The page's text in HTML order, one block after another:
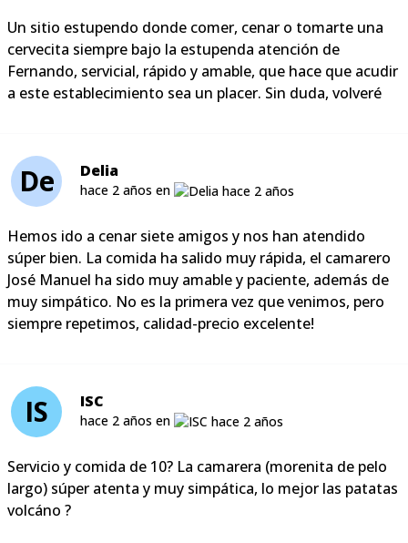
Un sitio estupendo donde comer, cenar o tomarte una
cervecita siempre bajo la estupenda atención de
Fernando, servicial, rápido y amable, que hace que acudir
a este establecimiento sea un placer. Sin duda, volveré
De Delia
hace 2 años en
Hemos ido a cenar siete amigos y nos han atendido
súper bien. La comida ha salido muy rápida, el camarero
José Manuel ha sido muy amable y paciente, además de
muy simpático. No es la primera vez que venimos, pero
siempre repetimos, calidad-precio excelente!
IS ISC
hace 2 años en
Servicio y comida de 10? La camarera (morenita de pelo
largo) súper atenta y muy simpática, lo mejor las patatas
volcáno ?